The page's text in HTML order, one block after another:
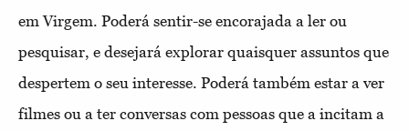
em Virgem. Poderá sentir-se encorajada a ler ou
pesquisar, e desejará explorar quaisquer assuntos que
despertem o seu interesse. Poderá também estar a ver
filmes ou a ter conversas com pessoas que a incitam a